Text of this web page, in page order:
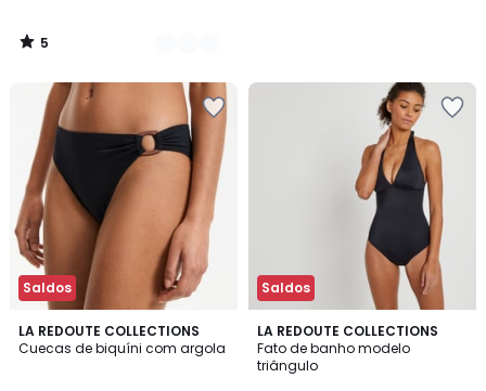
5
/
Saldos
LA REDOUTE COLLECTIONS
Cuecas de biquíni com argola
Saldos
LA REDOUTE COLLECTIONS
Fato de banho modelo
triângulo
4,2
/ 5